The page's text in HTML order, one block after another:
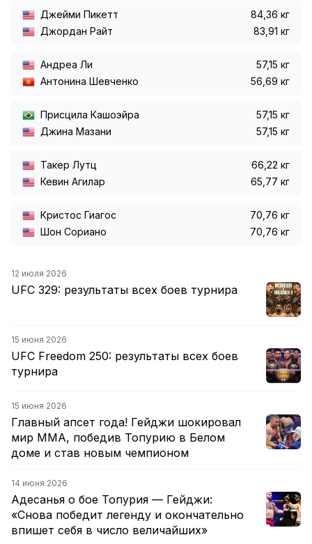
Джейми Пикетт
84,36 кг
Джордан Райт
83,91 кг
Андреа Ли
57,15 кг
Антонина Шевченко
56,69 кг
Присцила Кашоэйра
57,15 кг
Джина Мазани
57,15 кг
Такер Лутц
66,22 кг
Кевин Агилар
65,77 кг
Кристос Гиагос
70,76 кг
Шон Сориано
70,76 кг
12 июля 2026
UFC 329: результаты всех боев турнира
15 июня 2026
UFC Freedom 250: результаты всех боев
турнира
15 июня 2026
Главный апсет года! Гейджи шокировал
мир ММА, победив Топурию в Белом
доме и став новым чемпионом
14 июня 2026
Адесанья о бое Топурия — Гейджи:
«Снова победит легенду и окончательно
впишет себя в число величайших»